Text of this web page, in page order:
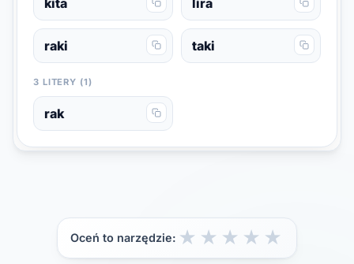
raki taki
3 LITERY (1)
rak
Oceń to narzędzie: ★
★
★
★
★